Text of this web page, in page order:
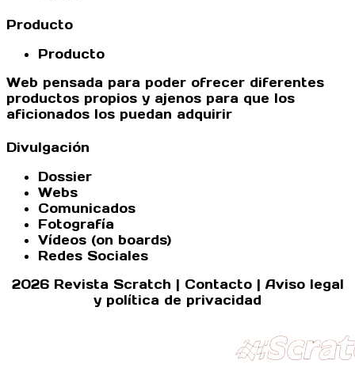
Producto
Producto
Web pensada para poder ofrecer diferentes
productos propios y ajenos para que los
aficionados los puedan adquirir
Divulgación
Dossier
Webs
Comunicados
Fotografía
Vídeos (on boards)
Redes Sociales
2026 Revista Scratch | Contacto| Aviso legal
y política de privacidad